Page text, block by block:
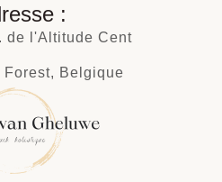
:
de l'Altitude Cent
Belgique